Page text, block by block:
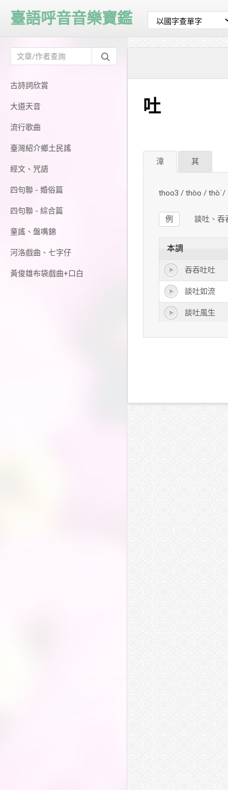
古詩詞欣賞
大道天音
流行歌曲
臺灣紹介鄉土民謠
經文、咒語
四句聯 - 婚俗篇
四句聯 - 綜合篇
童謠、盤嘴錦
河洛戲曲、七字仔
黃俊雄布袋戲曲+口白
臺語呼音音樂寶鑑
吐
漳 其
thoo3 / thòo / thò˙/
談吐、吞
例
本調
吞吞吐吐
談吐如流
談吐風生